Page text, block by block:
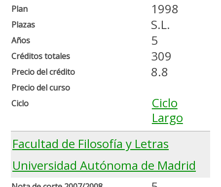
Plan
Plazas
Años
Créditos totales
Precio del crédito
Precio del curso
Ciclo
1998
S.L.
5
309
8.8
Ciclo
Largo
Facultad de Filosofía y Letras
Universidad Autónoma de Madrid